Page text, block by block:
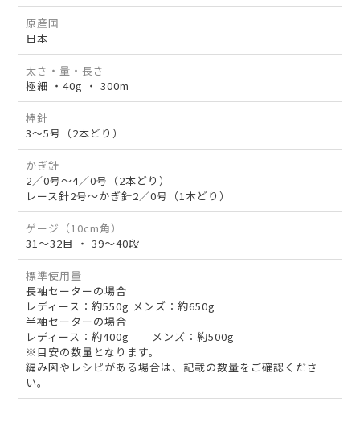
原産国
日本
太さ・量・長さ
極細 ・40g ・ 300m
棒針
3～5号（2本どり）
かぎ針
2／0号～4／0号（2本どり）
レース針2号～かぎ針2／0号（1本どり）
ゲージ（10cm角）
31～32目 ・ 39～40段
標準使用量
長袖セーターの場合
レディース：約550g メンズ：約650g
半袖セーターの場合
レディース：約400g メンズ：約500g
※目安の数量となります。
編み図やレシピがある場合は、記載の数量をご確認くださ
い。